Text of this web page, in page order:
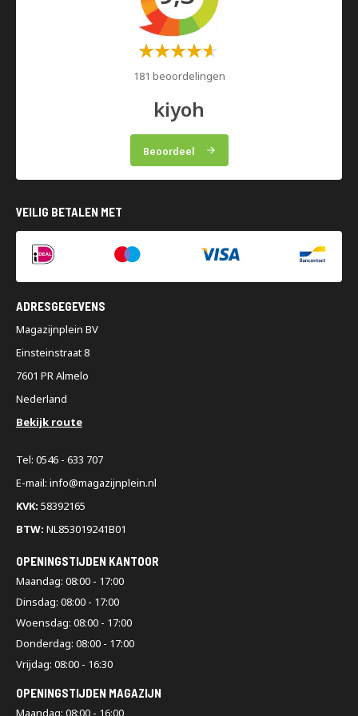
Waardering:
181 beoordelingen
kiyoh
Beoordeel
VEILIG BETALEN MET
ADRESGEGEVENS
Magazijnplein BV
Einsteinstraat 8
7601 PR Almelo
Nederland
Bekijk route
Tel: 0546 - 633 707
E-mail: info@magazijnplein.nl
KVK: 58392165
BTW: NL853019241B01
OPENINGSTIJDEN KANTOOR
Maandag: 08:00 - 17:00
Dinsdag: 08:00 - 17:00
Woensdag: 08:00 - 17:00
Donderdag: 08:00 - 17:00
Vrijdag: 08:00 - 16:30
OPENINGSTIJDEN MAGAZIJN
Maandag: 08:00 - 16:00